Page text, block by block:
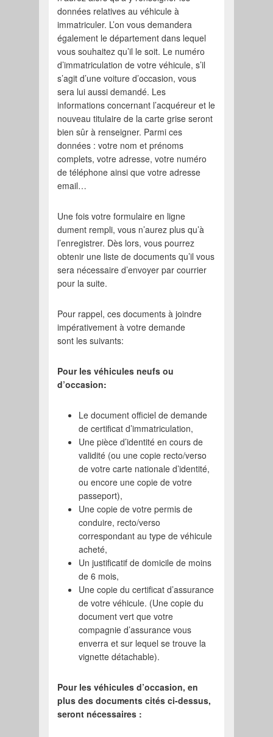
données relatives au véhicule à
immatriculer. L’on vous demandera
également le département dans lequel
vous souhaitez qu’il le soit. Le numéro
d’immatriculation de votre véhicule, s’il
s’agit d’une voiture d’occasion, vous
sera lui aussi demandé. Les
informations concernant l’acquéreur et le
nouveau titulaire de la carte grise seront
bien sûr à renseigner. Parmi ces
données : votre nom et prénoms
complets, votre adresse, votre numéro
de téléphone ainsi que votre adresse
email…
Une fois votre formulaire en ligne
dument rempli, vous n’aurez plus qu’à
l’enregistrer. Dès lors, vous pourrez
obtenir une liste de documents qu’il vous
sera nécessaire d’envoyer par courrier
pour la suite.
Pour rappel, ces documents à joindre
impérativement à votre demande
sont les suivants:
Pour les véhicules neufs ou
d’occasion:
Le document officiel de demande
de certificat d’immatriculation,
Une pièce d’identité en cours de
validité (ou une copie recto/verso
de votre carte nationale d’identité,
ou encore une copie de votre
passeport),
Une copie de votre permis de
conduire, recto/verso
correspondant au type de véhicule
acheté,
Un justificatif de domicile de moins
de 6 mois,
Une copie du certificat d’assurance
de votre véhicule. (Une copie du
document vert que votre
compagnie d’assurance vous
enverra et sur lequel se trouve la
vignette détachable).
Pour les véhicules d’occasion, en
plus des documents cités ci-dessus,
seront nécessaires :